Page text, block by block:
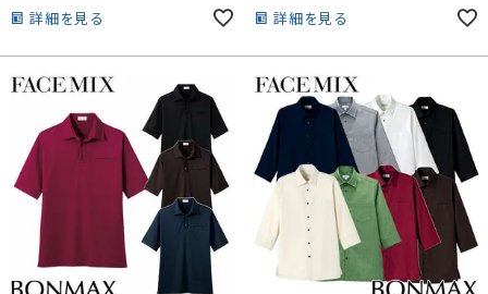
詳細を見る
詳細を見る